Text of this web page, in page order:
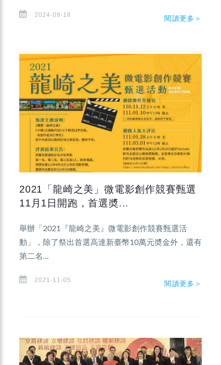
2024-09-18 閱讀更多＞
2021「龍崎之美」微電影創作競賽甄選
11月1日開跑，首選奬...
舉辦「2021『龍崎之美』微電影創作競賽甄選活
動」，除了祭出首選高達新臺幣10萬元奬金外，還有
第二名...
2021-11-05 閱讀更多＞